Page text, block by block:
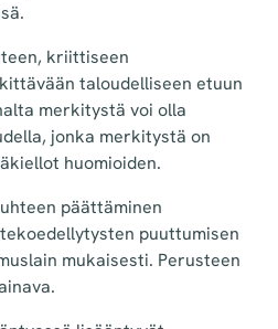
kriittiseen
taloudelliseen etuun
merkitystä voi olla
jonka merkitystä on
huomioiden.
päättäminen
puuttumisen
mukaisesti. Perusteen